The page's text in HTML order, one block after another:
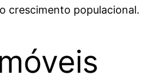
crescimento populacional.